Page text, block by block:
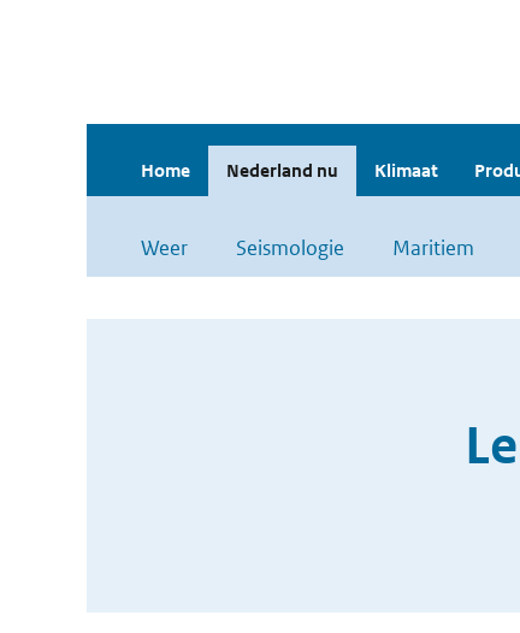
Home Nederland nu Klimaat
Weer Seismologie Maritiem